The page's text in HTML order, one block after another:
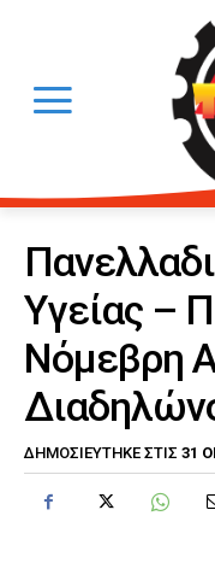
Υγείας –
Νόμεβρη
ΔΗΜΟΣΙΕΎΤΗΚΕ ΣΤΙΣ 31